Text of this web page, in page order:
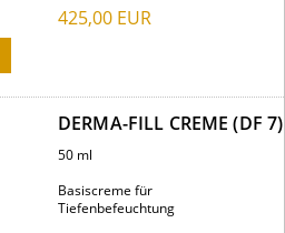
425,00 EUR
DERMA-FILL CREME (DF 7)
50 ml
Basiscreme für
Tiefenbefeuchtung